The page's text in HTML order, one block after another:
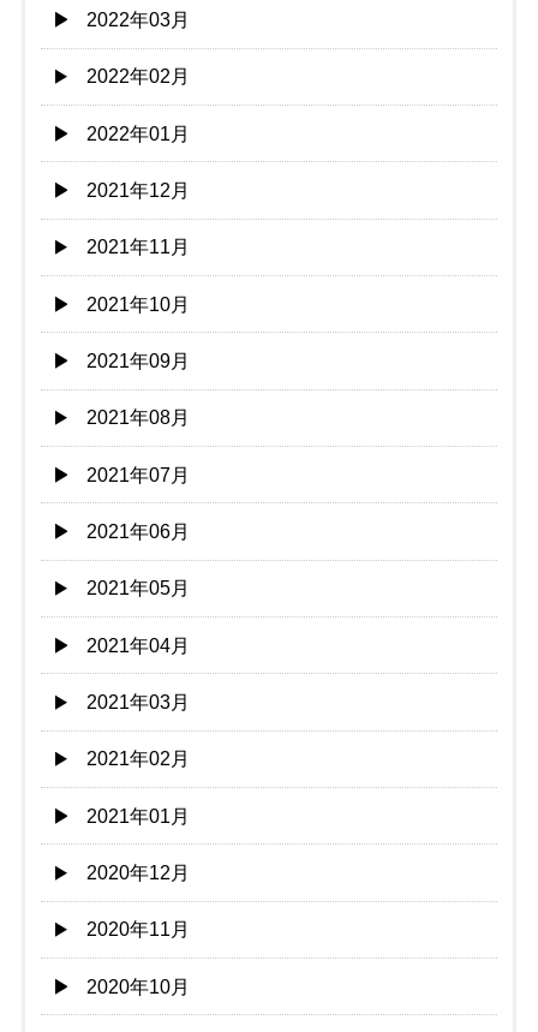
2022年03月
2022年02月
2022年01月
2021年12月
2021年11月
2021年10月
2021年09月
2021年08月
2021年07月
2021年06月
2021年05月
2021年04月
2021年03月
2021年02月
2021年01月
2020年12月
2020年11月
2020年10月